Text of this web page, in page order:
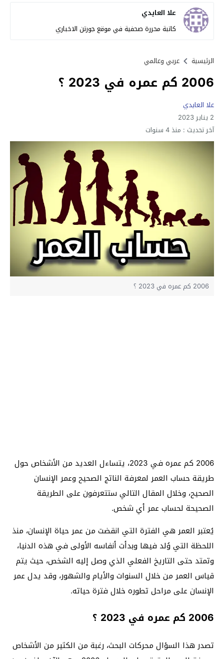
علا العايدي
كاتبة محررة صحفية في موقع جورتن الاخباري
الرئيسية عربي وعالمي
2006 كم عمره في 2023 ؟
علا العايدي
2 يناير 2023
آخر تحديث : منذ 4 سنوات
2006 كم عمره في 2023 ؟
2006 كم عمره في 2023، يتساءل العديد من الأشخاص حول
طريقة حساب العمر لمعرفة الناتج الصحيح وعمر الإنسان
الصحيح، وخلال المقال التالي ستتعرفون على الطريقة
الصحيحة لحساب عمر أي شخص.
يُعتبر العمر هي الفترة التي انقضت من عمر حياة الإنسان، منذ
اللحظة التي وُلد فيها وبدأت أنفاسه الأولى في هذه الدنيا،
وتمتد حتى التاريخ الفعلي الذي وصل إليه الشخص، حيث يتم
قياس العمر من خلال السنوات والأيام والشهور، وقد يدل عمر
الإنسان على مراحل تطوره خلال فترة حياته.
2006 كم عمره في 2023 ؟
تصدر هذا السؤال محركات البحث، رغبة من الكثير من الأشخاص